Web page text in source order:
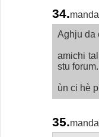
34.
Aghju da
amichi
stu forum.
ùn ci hè
35.